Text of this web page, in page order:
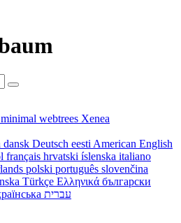
minimal webtrees Xenea
dansk Deutsch eesti American English
français hrvatski íslenska italiano
polski português slovenčina
Türkçe Ελληνικά български
עברית